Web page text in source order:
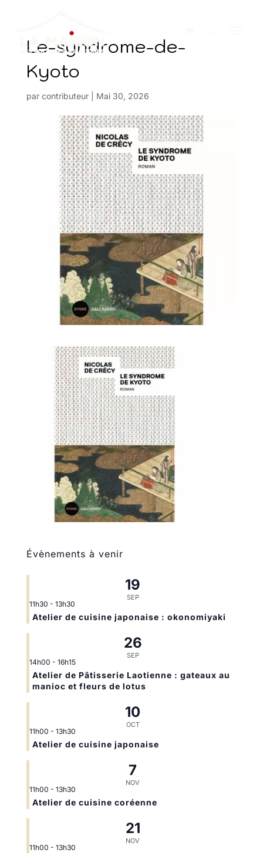
Le-syndrome-de-
Kyoto
par contributeur| Mai 30, 2026
Évènements à venir
19
SEP
11h30 - 13h30
Atelier de cuisine japonaise : okonomiyaki
26
SEP
14h00 - 16h15
Atelier de Pâtisserie Laotienne : gateaux au
manioc et fleurs de lotus
10
OCT
11h00 - 13h30
Atelier de cuisine japonaise
7
NOV
11h00 - 13h30
Atelier de cuisine coréenne
21
NOV
11h00 - 13h30